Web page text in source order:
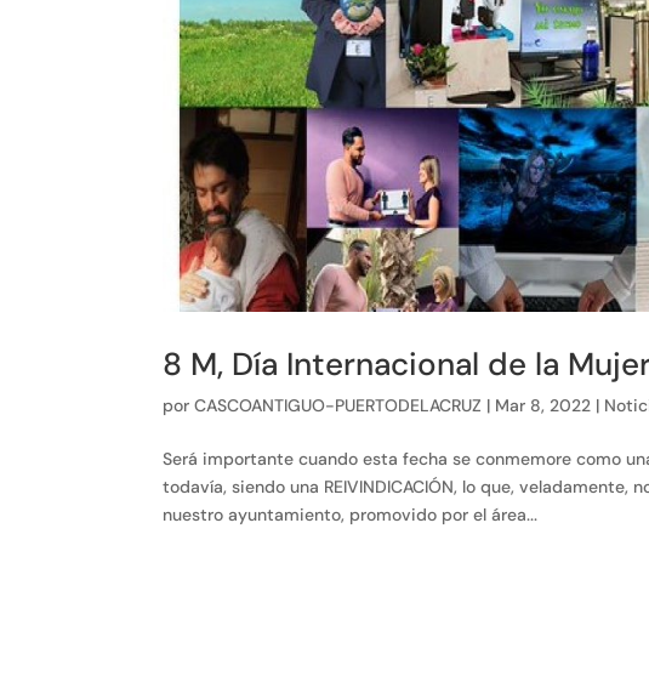
8 M, Día Internacional de la
porCASCOANTIGUO-PUERTODELACRUZ | Mar 8, 2022 |
Será importante cuando esta fecha se conmemore como
todavía, siendo una REIVINDICACIÓN, lo que,
nuestro ayuntamiento, promovido por el área...